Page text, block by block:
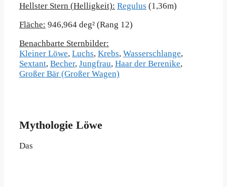
Hellster Stern (Helligkeit): Regulus (1,36m)
Fläche: 946,964 deg² (Rang 12)
Benachbarte Sternbilder:
Kleiner Löwe, Luchs, Krebs, Wasserschlange,
Sextant, Becher, Jungfrau, Haar der Berenike,
Großer Bär (Großer Wagen)
Mythologie Löwe
Das